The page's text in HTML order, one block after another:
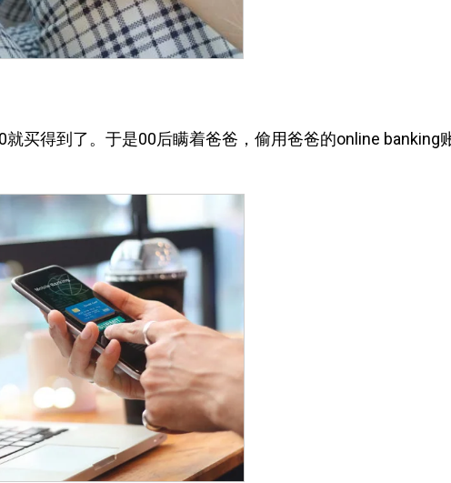
买得到了。于是00后瞒着爸爸，偷用爸爸的online banking